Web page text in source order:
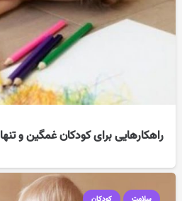
راهکارهایی برای کودکان غمگین و تنها
سلامت کودکان